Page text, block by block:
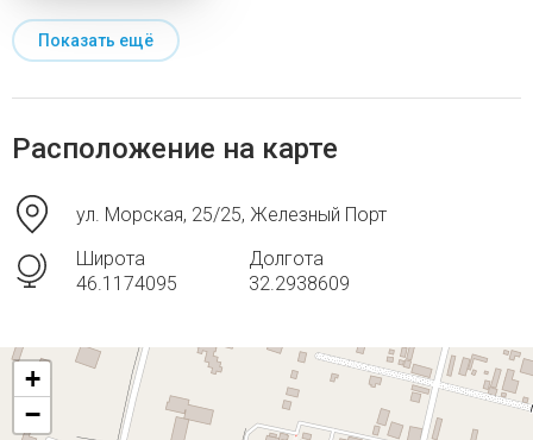
Показать ещё
Расположение на карте
ул. Морская, 25/25, Железный Порт
Широта
46.1174095
Долгота
32.2938609
+
−